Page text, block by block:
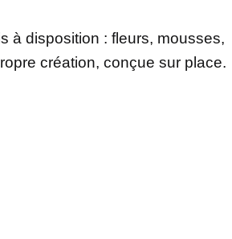
à disposition : fleurs, mousses,
création, conçue sur place.